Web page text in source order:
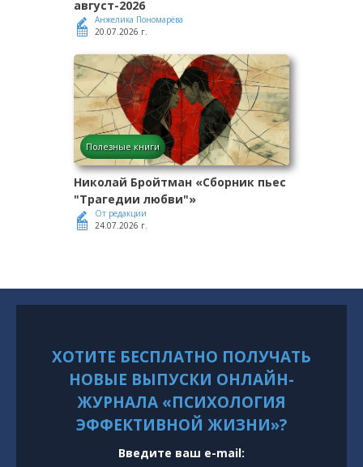
август-2026
Анжелика Пономарёва
20.07.2026 г.
Полезные книги
Николай Бройтман «Сборник пьес
"Трагедии любви"»
От редакции
24.07.2026 г.
ХОТИТЕ БЕСПЛАТНО ПОЛУЧАТЬ
НОВЫЕ ВЫПУСКИ ОНЛАЙН-
ЖУРНАЛА «ПСИХОЛОГИЯ
ЭФФЕКТИВНОЙ ЖИЗНИ»?
Введите ваш e-mail: